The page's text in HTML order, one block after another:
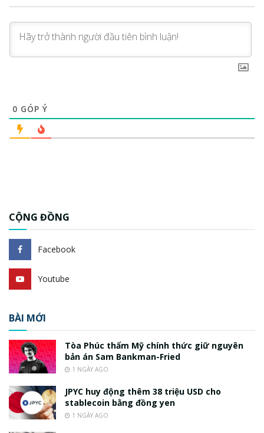
0 GÓP Ý
CỘNG ĐỒNG
Facebook
Youtube
BÀI MỚI
Tòa Phúc thẩm Mỹ chính thức giữ nguyên
bản án Sam Bankman-Fried
1 NGÀY AGO
JPYC huy động thêm 38 triệu USD cho
stablecoin bằng đồng yen
1 NGÀY AGO